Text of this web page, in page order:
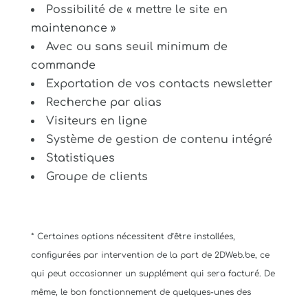
Possibilité de « mettre le site en
maintenance »
Avec ou sans seuil minimum de
commande
Exportation de vos contacts newsletter
Recherche par alias
Visiteurs en ligne
Système de gestion de contenu intégré
Statistiques
Groupe de clients
* Certaines options nécessitent d’être installées,
configurées par intervention de la part de 2DWeb.be, ce
qui peut occasionner un supplément qui sera facturé. De
même, le bon fonctionnement de quelques-unes des